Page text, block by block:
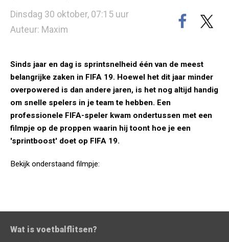
Dinsdag 30 oktober, 07:15 uur
Auteur: Maxim
Sinds jaar en dag is sprintsnelheid één van de meest
belangrijke zaken in FIFA 19. Hoewel het dit jaar minder
overpowered is dan andere jaren, is het nog altijd handig
om snelle spelers in je team te hebben. Een
professionele FIFA-speler kwam ondertussen met een
filmpje op de proppen waarin hij toont hoe je een
'sprintboost' doet op FIFA 19.
Bekijk onderstaand filmpje:
Wat is voetbalflitsen?